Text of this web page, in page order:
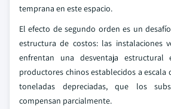
temprana en este espacio.
El efecto de segundo orden es un
estructura de costos: las instalaciones
enfrentan una desventaja
productores chinos establecidos a escala
toneladas depreciadas, que los
compensan parcialmente.